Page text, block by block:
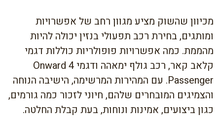
מכיוון שהשוק מציע מגוון רחב של אפשרויות
ומותגים, בחירת רכב תפעולי בנזין יכולה להיות
מהממת. כמה אפשרויות פופולריות כוללות דגמי
קלאב קאר, רכב גולף ימאהה ודגמי Onward 4
Passenger. עם המהירות המרשימה, הישיבה הנוחה
והצמיגים המובחרים שלהם, חיוני לזכור כמה גורמים,
כגון ביצועים, אמינות ונוחות, בעת קבלת החלטה.